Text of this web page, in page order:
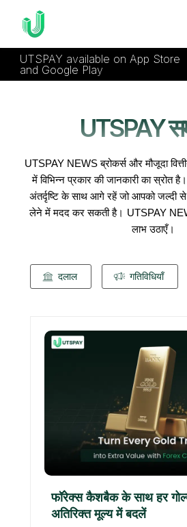
UTSPAY available on App Store
and Google Play
UTSPAY
UTSPAY NEWS ब्रोकर्स और मौजूदा
में विभिन्न प्रकार की जानकारी का स्रोत है।
अंतर्दृष्टि के साथ आगे रहें जो आपको जल्दी से
लेने में मदद कर सकती है। UTSPAY
लाभ उठाएँ।
दलाल गतिविधियाँ
फॉरेक्स कैशबैक के साथ हर
अतिरिक्त मूल्य में बदलें